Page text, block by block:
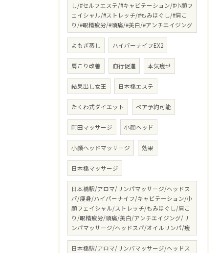
し/#セルフエステ/#キャビテーション/#小顔フ
ェイシャル/#ストレッチ/#もみほぐし/#肩こ
り/#眼精疲労/#頭痛/#美白/#アンチエイジング
よもぎ蒸し ハイパーナイフEX2
肩こり改善 血行促進 本気痩せ
結果出し女王 日本橋エステ
たくわ式ダイエット ペア予約可能
町田マッサージ 小顔ヘッド
小顔ヘッドマッサージ 効果
日本橋マッサージ
日本橋駅/アロマ/リンパマッサージ/ヘッドス
パ/痩身/ハイパーナイフ/キャビテーション/小
顔フェイシャル/ストレッチ/もみほぐし/肩こ
り/眼精疲労/頭痛/美白/アンチエイジング/リ
ンパマッサージ/ヘッドスパ/オイルリンパ/痩
日本橋駅/アロマ/リンパマッサージ/ヘッドス